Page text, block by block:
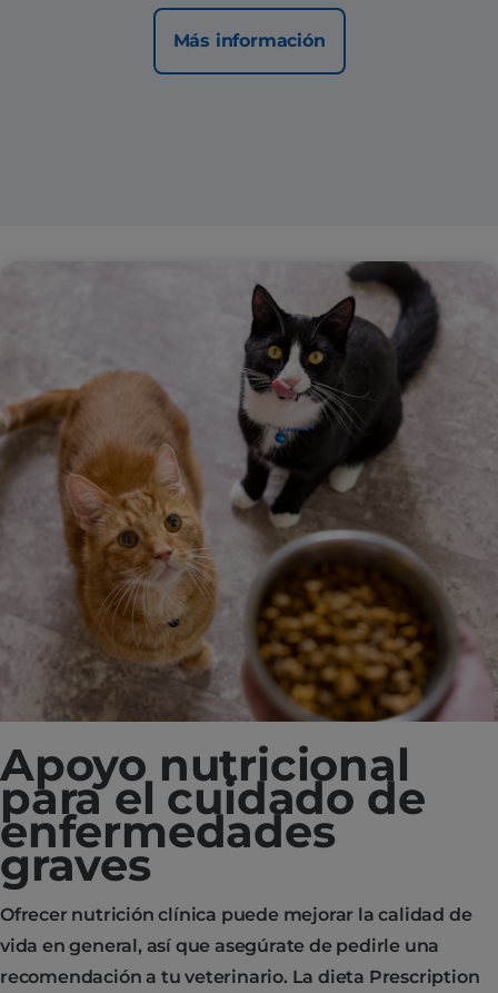
Más información
Apoyo nutricional
para el cuidado de
enfermedades
graves
Ofrecer nutrición clínica puede mejorar la calidad de
vida en general, así que asegúrate de pedirle una
recomendación a tu veterinario. La dieta Prescription